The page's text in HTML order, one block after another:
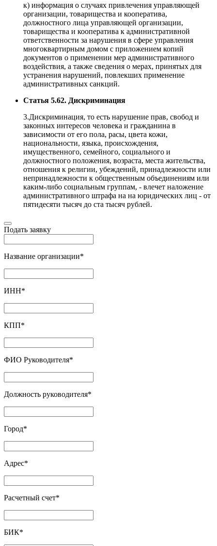
к) информация о случаях привлечения управляющей
организации, товарищества и кооператива,
должностного лица управляющей организации,
товарищества и кооператива к административной
ответственности за нарушения в сфере управления
многоквартирным домом с приложением копий
документов о применении мер административного
воздействия, а также сведения о мерах, принятых для
устранения нарушений, повлекших применение
административных санкций.
Статья 5.62. Дискриминация
3.Дискриминация, то есть нарушение прав, свобод и
законных интересов человека и гражданина в
зависимости от его пола, расы, цвета кожи,
национальности, языка, происхождения,
имущественного, семейного, социального и
должностного положения, возраста, места жительства,
отношения к религии, убеждений, принадлежности или
непринадлежности к общественным объединениям или
каким-либо социальным группам, - влечет наложение
административного штрафа на на юридических лиц - от
пятидесяти тысяч до ста тысяч рублей.
Подать заявку
Название организации*
ИНН*
КПП*
ФИО Руководителя*
Должность руководителя*
Город*
Адрес*
Расчетный счет*
БИК*